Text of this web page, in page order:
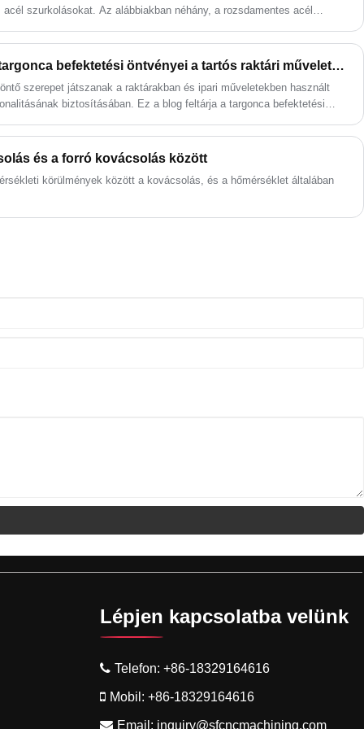
költségek csökkentése terén.
szurkolásokat. Az alábbiakban néhány, a rozsdamentes acél
Miért elengedhetetlenek a targonca befektetési öntvényei a tartós raktári műveletekhez?
szerepet játszanak a raktárakban és ipari műveletekben használt
biztosításában. Ez a blog feltárja a targonca befektetési
a befektetési öntés piacvezető vállalata a targoncagyártó cégek
kínál.
és a forró kovácsolás között
körülmények között a kovácsolás, és a hőmérséklet általában
Lépjen kapcsolatba velünk
Telefon: +86-18329164616
Mobil: +86-18329164616
Email: inquiry@sfcncmachining.com